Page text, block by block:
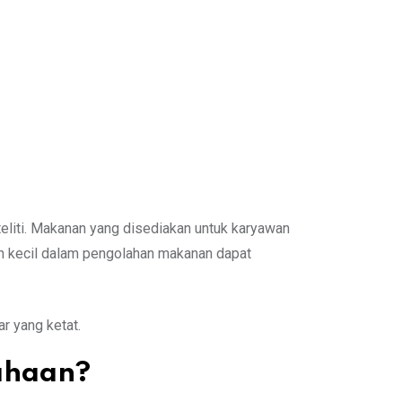
Makanan yang disediakan untuk karyawan
kecil dalam pengolahan makanan dapat
yang ketat.